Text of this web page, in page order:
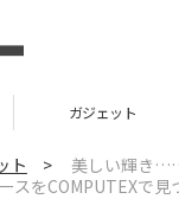
ガジェット
ト >
美しい輝き
スをCOMPUTEXで見